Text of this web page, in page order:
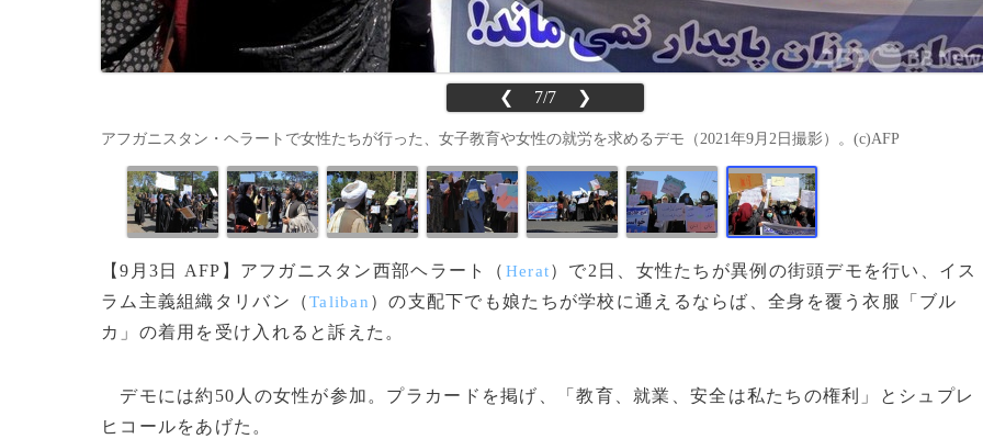
❮ 7/7 ❯
アフガニスタン・ヘラートで女性たちが行った、女子教育や女性の就労を求めるデモ（2021年9月2日撮影）。(c)AFP
【9月3日 AFP】アフガニスタン西部ヘラート（ Herat）で2日、女性たちが異例の街頭デモを行い、イス
ラム主義組織タリバン（Taliban ）の支配下でも娘たちが学校に通えるならば、全身を覆う衣服「ブル
カ」の着用を受け入れると訴えた。
デモには約50人の女性が参加。プラカードを掲げ、「教育、就業、安全は私たちの権利」とシュプレ
ヒコールをあげた。